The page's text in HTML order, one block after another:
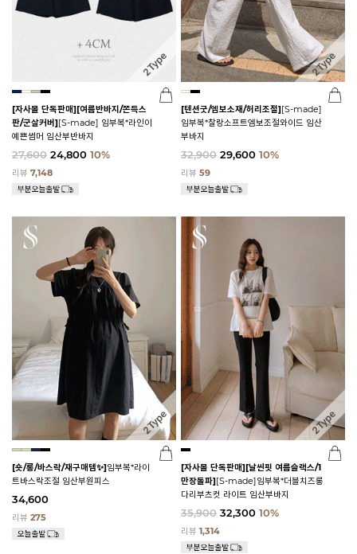
[자사몰 단독판매][여름반바지/쫀득스
판/군살커버][S-made] 임부복*라인이
예쁜썸머 임산부반바지
27,600 24,800 10%
리뷰 7,148
[텐션굿/엠보소재/허리조절][S-made]
임부복*찰랑소프트엠보조절와이드 임산
부바지
32,900 29,600 10%
리뷰 59
[숏/롱/바스락/재구매템✨]임부복*라이
트바스락조절 임산부원피스
34,600
리뷰 275
[자사몰 단독판매][날씬핏 여름슬랙스/1
만장돌파][S-made]임부복*더블치즈롱
다리부츠컷 라이트 임산부바지
35,900 32,300 10%
리뷰 1,314